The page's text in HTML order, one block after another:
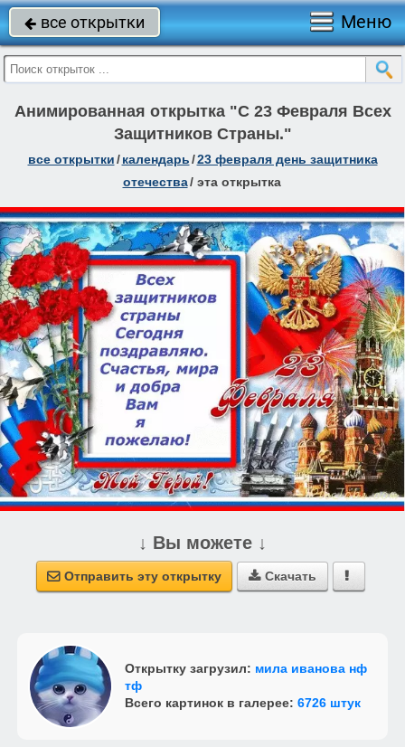
 все открытки Меню
Анимированная открытка "С 23 Февраля Всех
Защитников Страны."
все открытки/ календарь/23 февраля день защитника
отечества/ эта открытка
↓ Вы можете ↓
 Отправить эту открытку  Скачать 
Открытку загрузил: мила иванова нф
тф
Всего картинок в галерее: 6726 штук